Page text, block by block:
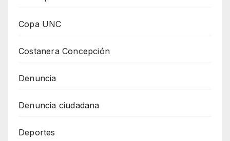
Copa UNC
Costanera Concepción
Denuncia
Denuncia ciudadana
Deportes